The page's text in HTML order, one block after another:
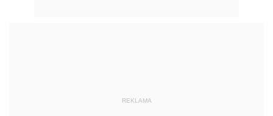
REKLAMA